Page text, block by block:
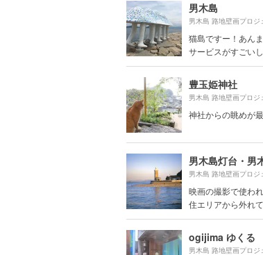
男木島
男木島 路地壁画プロ
猫島ですー！あん
サービスがすごい
豊玉姫神社
男木島 路地壁画プロ
神社からの眺めが最
男木島灯台・男
男木島 路地壁画プロ
映画の撮影で使わ
住エリアから外れ
ogijima ゆくる
男木島 路地壁画プロ